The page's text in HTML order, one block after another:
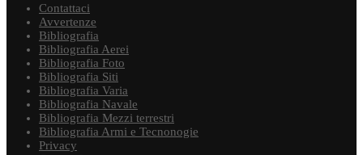
Contattaci
Avvertenze
Bibliografia
Bibliografia Aerei
Bibliografia Foto
Bibliografia Siti
Bibliografia Varia
Bibliografia Navale
Bibliografia Mezzi terrestri
Bibliografia Armi e Tecnonogie
Privacy